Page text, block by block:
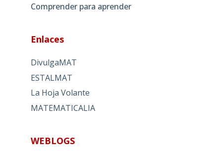
Comprender para aprender
Enlaces
DivulgaMAT
ESTALMAT
La Hoja Volante
MATEMATICALIA
WEBLOGS